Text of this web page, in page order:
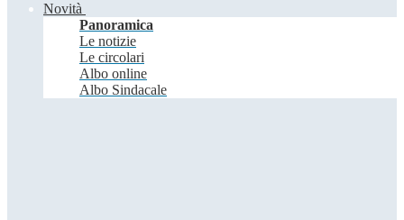
Novità
Panoramica
Le notizie
Le circolari
Albo online
Albo Sindacale